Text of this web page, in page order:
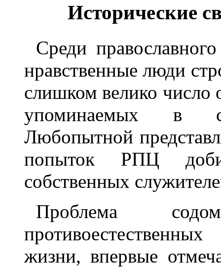
Исторические
Среди
нравственные люди
слишком велико число
упоминаемых в
Любопытной
попыток РПЦ
собственных
Проблема
жизни, впервые